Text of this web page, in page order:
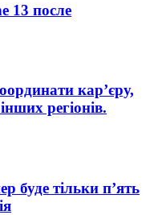
13 после
кар’єру,
регіонів.
буде тільки п’ять